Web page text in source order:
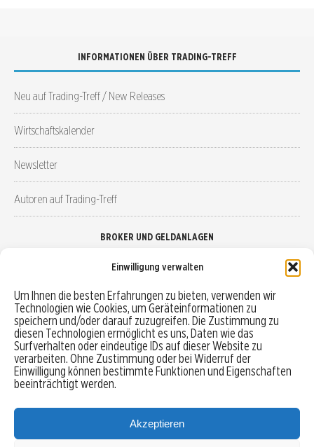
Einwilligung verwalten
Um Ihnen die besten Erfahrungen zu bieten, verwenden wir
Technologien wie Cookies, um Geräteinformationen zu
speichern und/oder darauf zuzugreifen. Die Zustimmung zu
diesen Technologien ermöglicht es uns, Daten wie das
Surfverhalten oder eindeutige IDs auf dieser Website zu
verarbeiten. Ohne Zustimmung oder bei Widerruf der
Einwilligung können bestimmte Funktionen und Eigenschaften
beeinträchtigt werden.
Akzeptieren
INFORMATIONEN ÜBER TRADING-TREFF
Neu auf Trading-Treff / New Releases
Wirtschaftskalender
Newsletter
Autoren auf Trading-Treff
BROKER UND GELDANLAGEN
Robo-Advisor vergleichen
Depotvergleich
Festgeld vergleichen
Tagesgeld vergleichen